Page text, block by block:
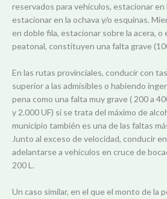
reservados para vehículos, estacionar en
estacionar en la ochava y/o esquinas.
en doble fila, estacionar sobre la acera,
peatonal, constituyen una falta grave
En las rutas provinciales, conducir con
superior a las admisibles o habiendo
pena como una falta muy grave ( 200 a
y 2.000 UF) si se trata del máximo de
municipio también es una de las faltas
Junto al exceso de velocidad, conducir
adelantarse a vehículos en cruce de
200 L.
Un caso similar, en el que el monto de la